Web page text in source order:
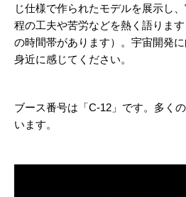
じ仕様で作られたモデルを展示し
程の工夫や苦労などを熱く語りま
の時間帯があります）。宇宙開発
身近に感じてください。
ブース番号は「C-12」です。多く
います。